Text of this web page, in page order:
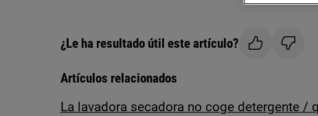
¿Le ha resultado útil este artículo?
Artículos relacionados
La lavadora secadora no coge detergente /